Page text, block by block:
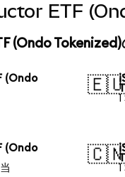
ETF
(Ondo Tokenized)
(Ondo
(Ondo